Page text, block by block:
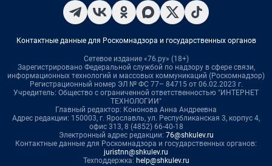
Контактные данные для Роскомнадзора и государственных органов
Сетевое издание «76.ру» (18+)
Зарегистрировано Федеральной службой по надзору в сфере связи,
информационных технологий и массовых коммуникаций (Роскомнадзор)
Регистрационный номер ЭЛ № ФС 77– 84715 от 06.02.2023 г.
Учредитель: Общество с ограниченной ответственностью "ИНТЕРНЕТ
ТЕХНОЛОГИИ"
Главный редактор: Кононова Анна Андреевна
Адрес редакции: 150003, г. Ярославль, ул. Республиканская 3, корпус 4,
офис 313, 8 (4852) 66-40-18
Электронный адрес редакции: 76@shkulev.ru
Контактные данные для Роскомнадзора и государственных органов:
juristnn@shkulev.ru
Техподдержка: help@shkulev.ru